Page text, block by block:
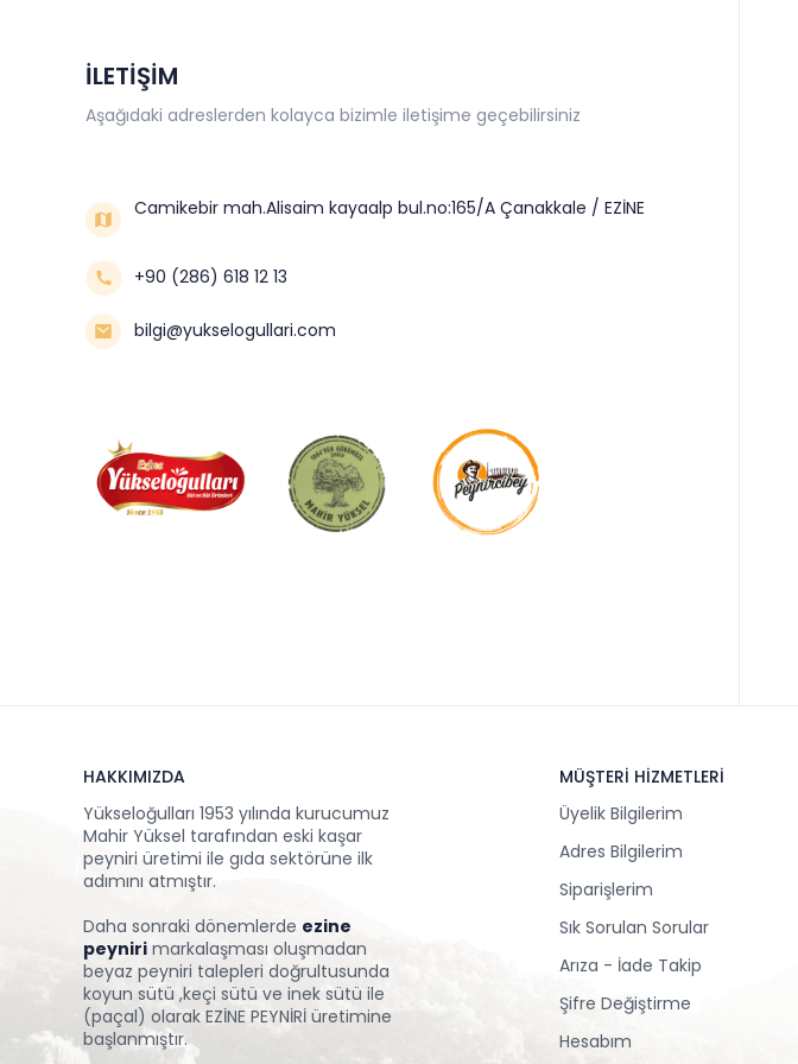
İLETİŞİM
Aşağıdaki adreslerden kolayca bizimle iletişime geçebilirsiniz
Camikebir mah.Alisaim kayaalp bul.no:165/A Çanakkale / EZİNE
+90 (286) 618 12 13
bilgi@yukselogullari.com
HAKKIMIZDA
Yükseloğulları 1953 yılında kurucumuz
Mahir Yüksel tarafından eski kaşar
peyniri üretimi ile gıda sektörüne ilk
adımını atmıştır.
Daha sonraki dönemlerde ezine
peynirimarkalaşması oluşmadan
beyaz peyniri talepleri doğrultusunda
koyun sütü ,keçi sütü ve inek sütü ile
(paçal) olarak EZİNE PEYNİRİ üretimine
başlanmıştır.
MÜŞTERİ HİZMETLERİ
Üyelik Bilgilerim
Adres Bilgilerim
Siparişlerim
Sık Sorulan Sorular
Arıza - İade Takip
Şifre Değiştirme
Hesabım